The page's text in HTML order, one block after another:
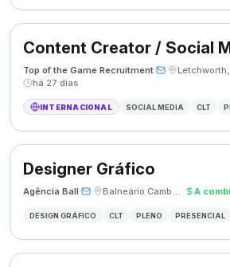
Content Creator / Social
Top of the Game Recruitment· ·
há 27 dias
INTERNACIONAL SOCIAL MEDIA CLT
Designer Gráfico
Agência Ball· · Balneário Camboriú, SC · A
DESIGN GRÁFICO CLT PLENO PRESENCIAL